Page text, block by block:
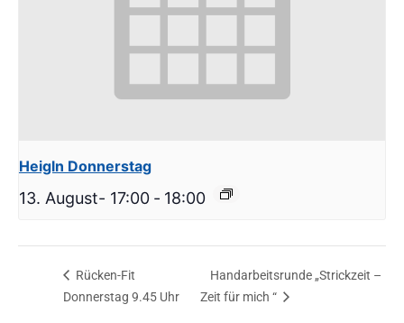
Heigln Donnerstag
13. August- 17:00 - 18:00
Rücken-Fit
Donnerstag 9.45 Uhr
Handarbeitsrunde „Strickzeit –
Zeit für mich “